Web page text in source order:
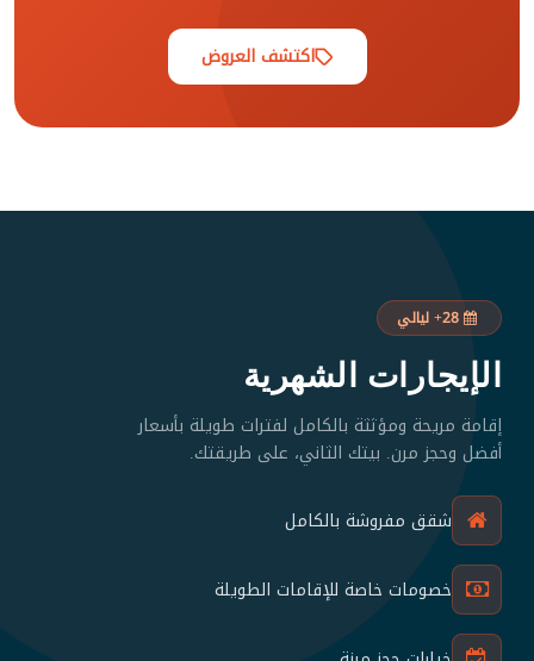
اكتشف العروض
الإيجارات الشهرية
إقامة مريحة ومؤثثة بالكامل لفترات طويلة بأسعار
أفضل وحجز مرن. بيتك الثاني، على طريقتك.
شقق مفروشة بالكامل
خصومات خاصة للإقامات الطويلة